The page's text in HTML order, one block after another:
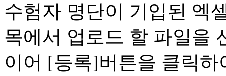
수험자 명단이 기입된 엑
목에서 업로드 할 파일을
이어 [등록]버튼을 클릭